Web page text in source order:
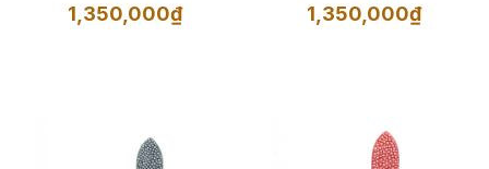
1,350,000₫ 1,350,000₫